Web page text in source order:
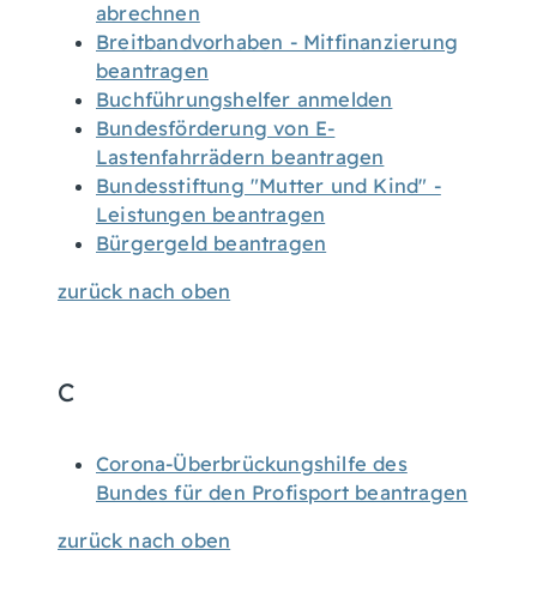
abrechnen
Breitbandvorhaben - Mitfinanzierung
beantragen
Buchführungshelfer anmelden
Bundesförderung von E-
Lastenfahrrädern beantragen
Bundesstiftung "Mutter und Kind" -
Leistungen beantragen
Bürgergeld beantragen
zurück nach oben
C
Corona-Überbrückungshilfe des
Bundes für den Profisport beantragen
zurück nach oben